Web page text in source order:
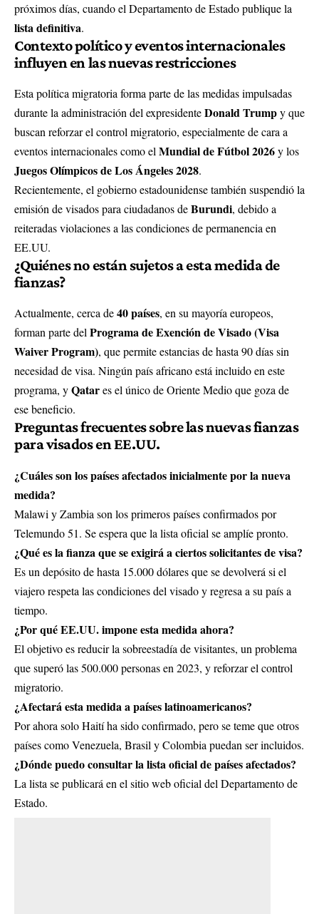
próximos días, cuando el Departamento de Estado publique la
lista definitiva.
Contexto político y eventos internacionales
influyen en las nuevas restricciones
Esta política migratoria forma parte de las medidas impulsadas
durante la administración del expresidenteDonald Trumpy que
buscan reforzar el control migratorio, especialmente de cara a
eventos internacionales como elMundial de Fútbol 2026y los
Juegos Olímpicos de Los Ángeles 2028.
Recientemente, el gobierno estadounidense también suspendió la
emisión de visados para ciudadanos deBurundi, debido a
reiteradas violaciones a las condiciones de permanencia en
EE.UU.
¿Quiénes no están sujetos a esta medida de
fianzas?
Actualmente, cerca de40 países, en su mayoría europeos,
forman parte delPrograma de Exención de Visado (Visa
Waiver Program), que permite estancias de hasta 90 días sin
necesidad de visa. Ningún país africano está incluido en este
programa, yQatares el único de Oriente Medio que goza de
ese beneficio.
Preguntas frecuentes sobre las nuevas fianzas
para visados en EE.UU.
¿Cuáles son los países afectados inicialmente por la nueva
medida?
Malawi y Zambia son los primeros países confirmados por
Telemundo 51. Se espera que la lista oficial se amplíe pronto.
¿Qué es la fianza que se exigirá a ciertos solicitantes de visa?
Es un depósito de hasta 15.000 dólares que se devolverá si el
viajero respeta las condiciones del visado y regresa a su país a
tiempo.
¿Por qué EE.UU. impone esta medida ahora?
El objetivo es reducir la sobreestadía de visitantes, un problema
que superó las 500.000 personas en 2023, y reforzar el control
migratorio.
¿Afectará esta medida a países latinoamericanos?
Por ahora solo Haití ha sido confirmado, pero se teme que otros
países como Venezuela, Brasil y Colombia puedan ser incluidos.
¿Dónde puedo consultar la lista oficial de países afectados?
La lista se publicará en el sitio web oficial del Departamento de
Estado.